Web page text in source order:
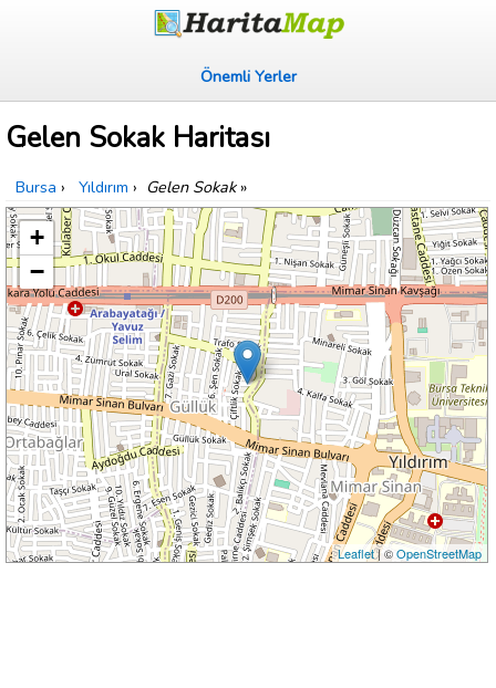
Önemli Yerler
Gelen Sokak Haritası
Bursa › Yıldırım › Gelen Sokak»
+
−
Leaflet| ©OpenStreetMap